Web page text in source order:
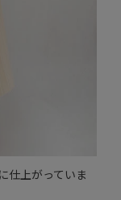
仕上がっていま